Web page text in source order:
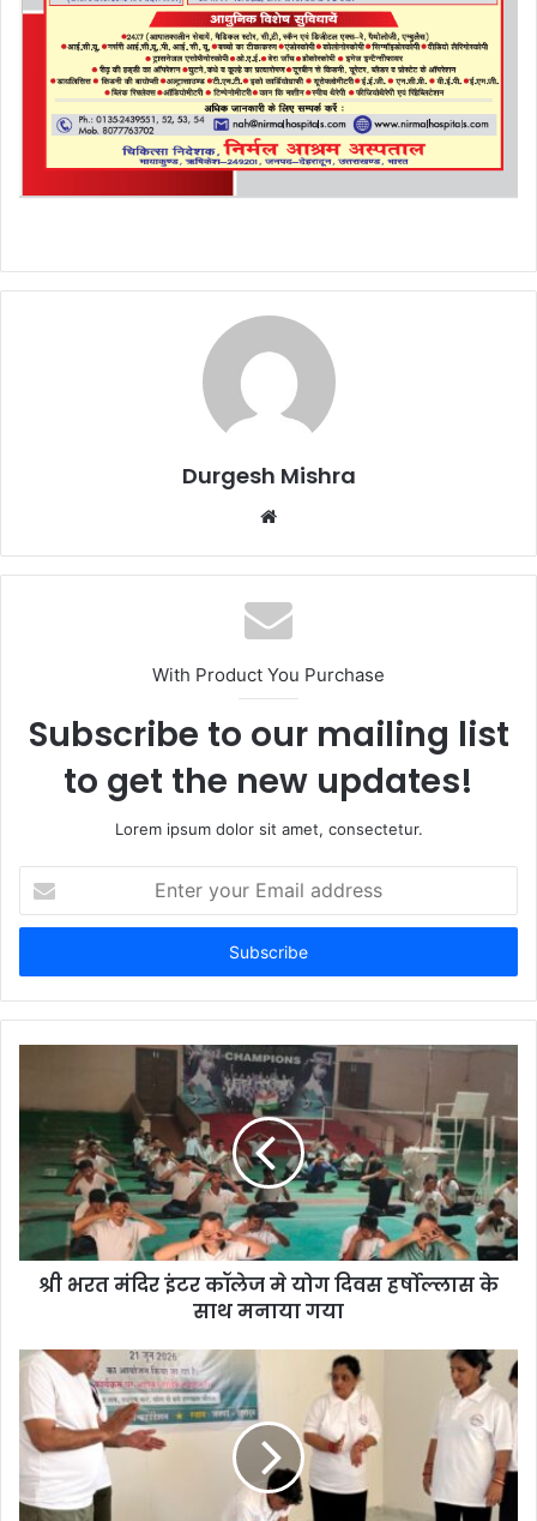
Durgesh Mishra
Website
With Product You Purchase
Subscribe to our mailing list
to get the new updates!
Lorem ipsum dolor sit amet, consectetur.
your
Email
श्री भरत मंदिर इंटर कॉलेज मे योग दिवस हर्षोल्लास के
साथ मनाया गया